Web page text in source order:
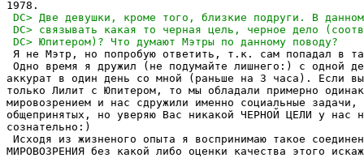
Я не Мэтр, но попробую ответить, т.к. сам попадал в
Одно время я дружил (не подумайте лишнего:) с одной
аккурат в один день со мной (раньше на 3 часа). Если
только Лилит с Юпитером, то мы обладали примерно
мировозрением и нас сдружили именно социальные задачи,
общепринятых, но уверяю Вас никакой ЧЕРНОЙ ЦЕЛИ у нас
сознательно:)
Исходя из жизненого опыта я воспринимаю такое
МИРОВОЗРЕНИЯ без какой либо оценки качества этого